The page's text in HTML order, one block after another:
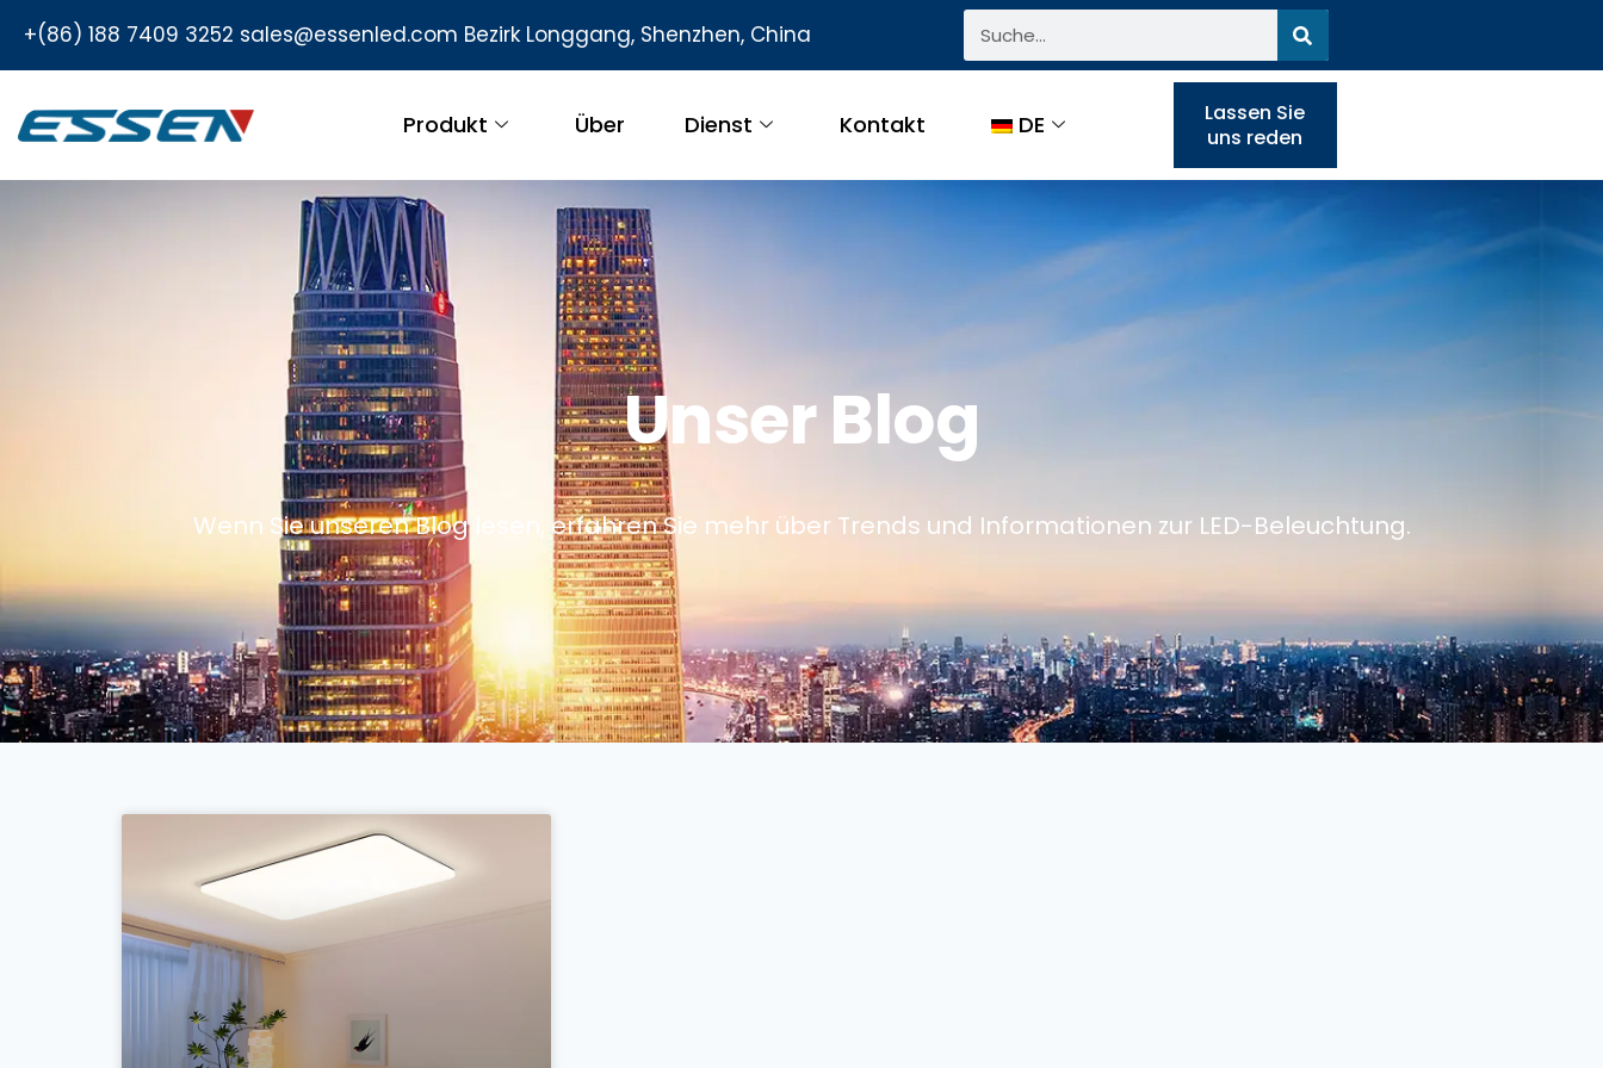
+(86) 188 7409 3252 sales@essenled.com Bezirk Longgang, Shenzhen, China
Produkt Über Dienst Kontakt DE
Lassen Sie
uns reden
Unser Blog
Wenn Sie unseren Blog lesen, erfahren Sie mehr über Trends und Informationen zur LED-Beleuchtung.